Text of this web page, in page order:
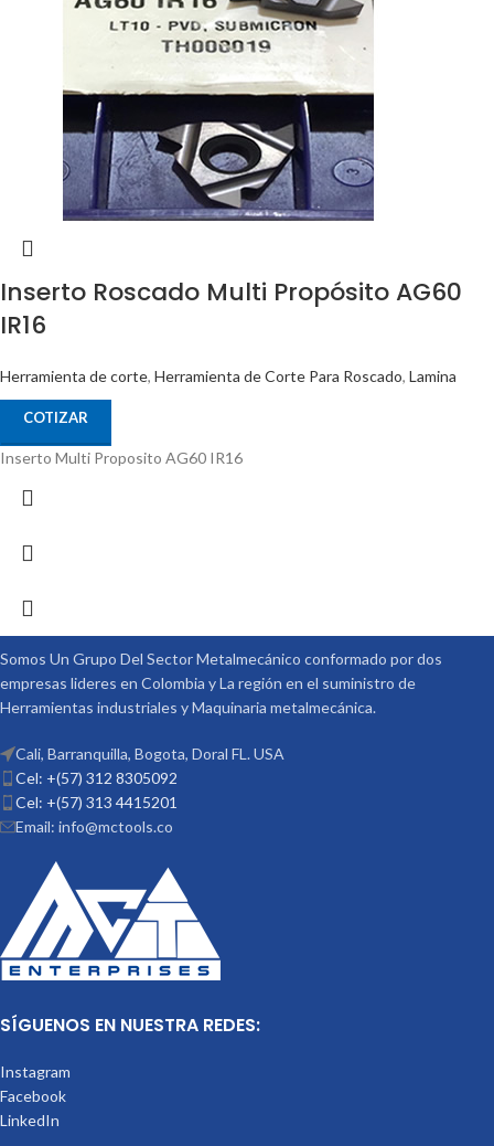
Inserto Roscado Multi Propósito AG60
IR16
Herramienta de corte, Herramienta de Corte Para Roscado, Lamina
COTIZAR
Inserto Multi Proposito AG60 IR16
Somos Un Grupo Del Sector Metalmecánico conformado por dos
empresas lideres en Colombia y La región en el suministro de
Herramientas industriales y Maquinaria metalmecánica.
Cali, Barranquilla, Bogota, Doral FL. USA
Cel: +(57) 312 8305092
Cel: +(57) 313 4415201
Email: info@mctools.co
SÍGUENOS EN NUESTRA REDES:
Instagram
Facebook
LinkedIn